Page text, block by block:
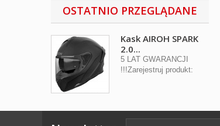
OSTATNIO PRZEGLĄDANE
Kask AIROH SPARK
2.0...
5 LAT GWARANCJI
!!!Zarejestruj produkt: